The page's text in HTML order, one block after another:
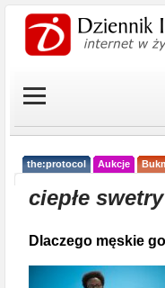
the:protocol Aukcje
ciepłe swetry
Dlaczego męskie